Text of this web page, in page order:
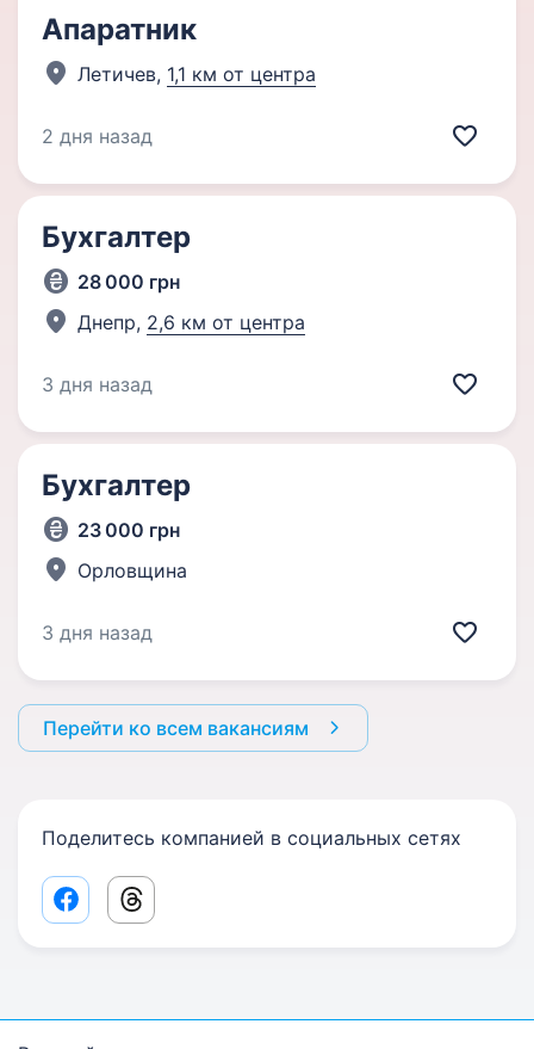
Апаратник
Летичев, 1,1 км от центра
2 дня назад
Бухгалтер
28 000 грн
Днепр, 2,6 км от центра
3 дня назад
Бухгалтер
23 000 грн
Орловщина
3 дня назад
Перейти ко всем вакансиям
Поделитесь компанией в социальных сетях
Facebook share link
Threads share link